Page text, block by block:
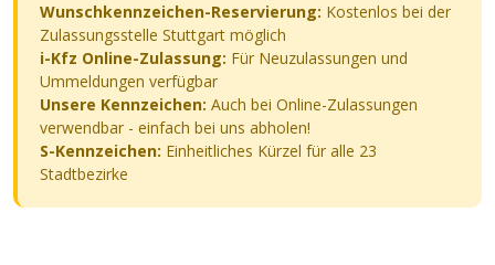
Wunschkennzeichen-Reservierung: Kostenlos bei der
Zulassungsstelle Stuttgart möglich
i-Kfz Online-Zulassung: Für Neuzulassungen und
Ummeldungen verfügbar
Unsere Kennzeichen: Auch bei Online-Zulassungen
verwendbar - einfach bei uns abholen!
S-Kennzeichen: Einheitliches Kürzel für alle 23
Stadtbezirke